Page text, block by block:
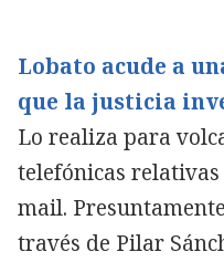
Lobato acude a
que la justicia
Lo realiza para
telefónicas
mail.
través de Pilar